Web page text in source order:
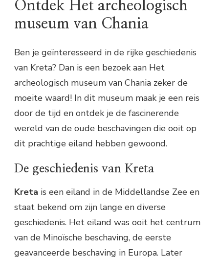
Ontdek Het archeologisch
museum van Chania
Ben je geïnteresseerd in de rijke geschiedenis
van Kreta? Dan is een bezoek aan Het
archeologisch museum van Chania zeker de
moeite waard! In dit museum maak je een reis
door de tijd en ontdek je de fascinerende
wereld van de oude beschavingen die ooit op
dit prachtige eiland hebben gewoond.
De geschiedenis van Kreta
Kreta is een eiland in de Middellandse Zee en
staat bekend om zijn lange en diverse
geschiedenis. Het eiland was ooit het centrum
van de Minoïsche beschaving, de eerste
geavanceerde beschaving in Europa. Later